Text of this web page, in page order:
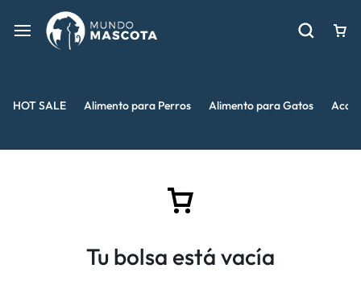
HOT SALE Alimento para Perros Alimento para Gatos
Tu bolsa está vacía